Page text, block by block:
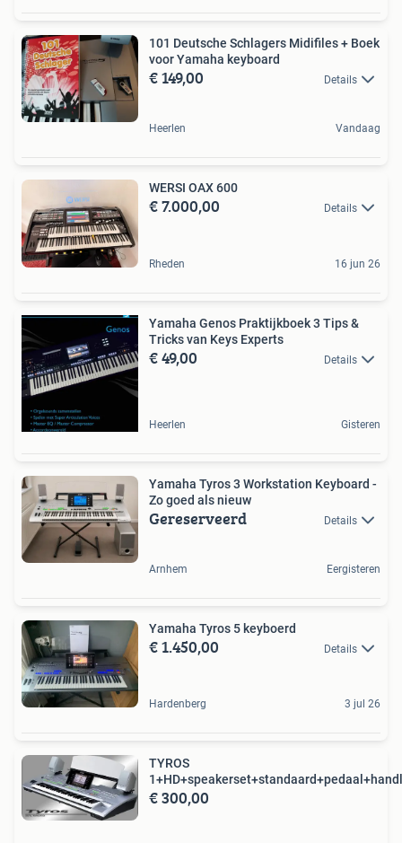
101 Deutsche Schlagers Midifiles + Boek
voor Yamaha keyboard
€ 149,00 Details
Heerlen Vandaag
WERSI OAX 600
€ 7.000,00 Details
Rheden 16 jun 26
Yamaha Genos Praktijkboek 3 Tips &
Tricks van Keys Experts
€ 49,00 Details
Heerlen Gisteren
Yamaha Tyros 3 Workstation Keyboard -
Zo goed als nieuw
Gereserveerd Details
Arnhem Eergisteren
Yamaha Tyros 5 keyboerd
€ 1.450,00 Details
Hardenberg 3 jul 26
TYROS
€ 300,00